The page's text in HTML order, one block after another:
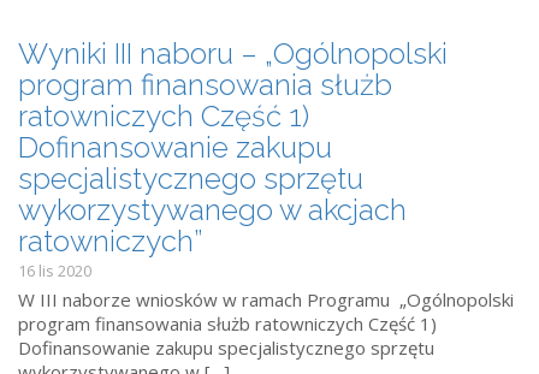
Wyniki III naboru – „Ogólnopolski
program finansowania służb
ratowniczych Część 1)
Dofinansowanie zakupu
specjalistycznego sprzętu
wykorzystywanego w akcjach
ratowniczych”
16 lis 2020
W III naborze wniosków w ramach Programu „Ogólnopolski
program finansowania służb ratowniczych Część 1)
Dofinansowanie zakupu specjalistycznego sprzętu